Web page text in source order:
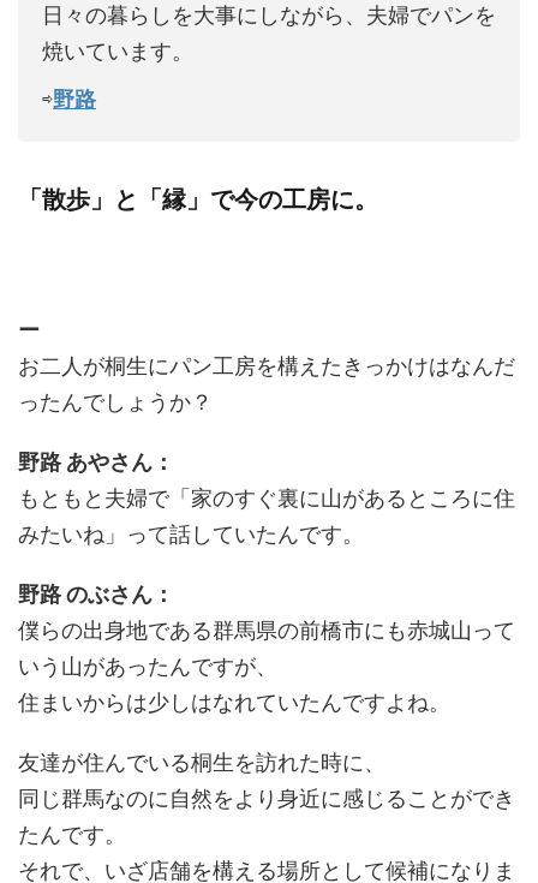
日々の暮らしを大事にしながら、夫婦でパンを
焼いています。
⇨野路
「散歩」と「縁」で今の工房に。
ー
お二人が桐生にパン工房を構えたきっかけはなんだ
ったんでしょうか？
野路 あやさん：
もともと夫婦で「家のすぐ裏に山があるところに住
みたいね」って話していたんです。
野路 のぶさん：
僕らの出身地である群馬県の前橋市にも赤城山って
いう山があったんですが、
住まいからは少しはなれていたんですよね。
友達が住んでいる桐生を訪れた時に、
同じ群馬なのに自然をより身近に感じることができ
たんです。
それで、いざ店舗を構える場所として候補になりま